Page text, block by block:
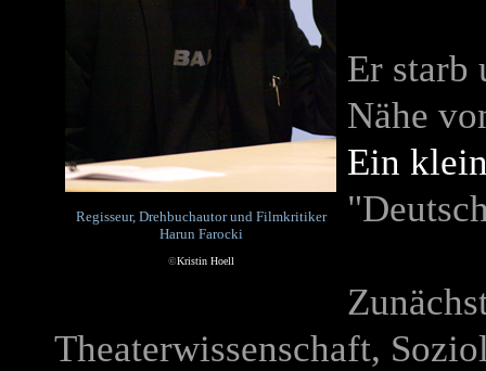
Regisseur, Drehbuchautor und Filmkritiker
Harun Farocki
©Kristin Hoell
Er starb
Nähe
Ein
Theaterwissenschaft,